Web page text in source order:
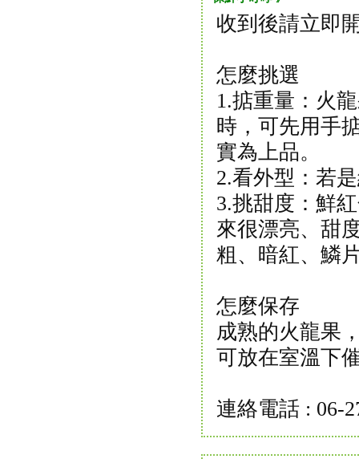
收到後請立即
怎麼挑選
1.掂重量：火
時，可先用手
實為上品。
2.看外型：若
3.挑甜度：鮮
來很漂亮、甜
粗、暗紅、鱗
怎麼保存
成熟的火龍果
可放在室溫下
連絡電話 : 06-